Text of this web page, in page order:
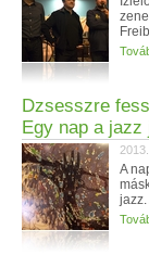
Dzsesszre
Egy nap a jazz
A
jazz.